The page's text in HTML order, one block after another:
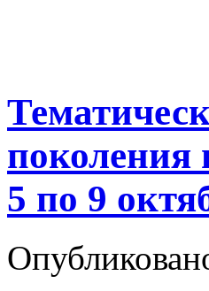
поколения
5 по 9